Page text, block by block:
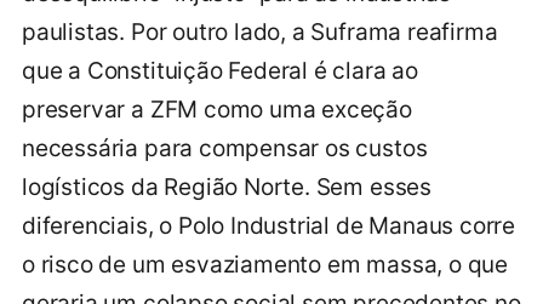
paulistas. Por outro lado, a Suframa reafirma
que a Constituição Federal é clara ao
preservar a ZFM como uma exceção
necessária para compensar os custos
logísticos da Região Norte. Sem esses
diferenciais, o Polo Industrial de Manaus corre
o risco de um esvaziamento em massa, o que